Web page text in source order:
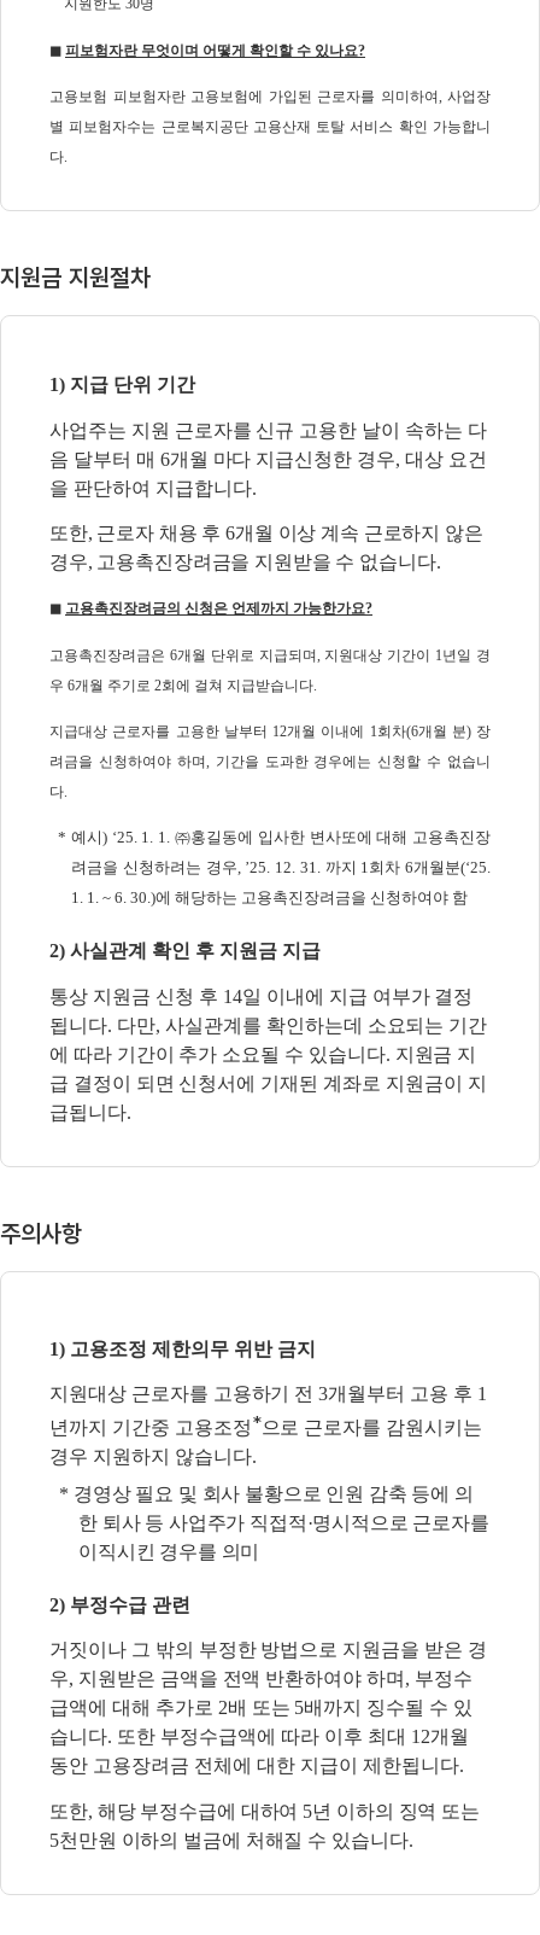
지원한도 30명
◼ 피보험자란 무엇이며 어떻게 확인할 수 있나요?
고용보험 피보험자란 고용보험에 가입된 근로자를 의미하여, 사업장
별 피보험자수는 근로복지공단 고용산재 토탈 서비스 확인 가능합니
다.
지원금 지원절차
1) 지급 단위 기간
사업주는 지원 근로자를 신규 고용한 날이 속하는 다
음 달부터 매 6개월 마다 지급신청한 경우, 대상 요건
을 판단하여 지급합니다.
또한, 근로자 채용 후 6개월 이상 계속 근로하지 않은
경우, 고용촉진장려금을 지원받을 수 없습니다.
◼ 고용촉진장려금의 신청은 언제까지 가능한가요?
고용촉진장려금은 6개월 단위로 지급되며, 지원대상 기간이 1년일 경
우 6개월 주기로 2회에 걸쳐 지급받습니다.
지급대상 근로자를 고용한 날부터 12개월 이내에 1회차(6개월 분) 장
려금을 신청하여야 하며, 기간을 도과한 경우에는 신청할 수 없습니
다.
* 예시) ‘25. 1. 1. ㈜홍길동에 입사한 변사또에 대해 고용촉진장
려금을 신청하려는 경우, ’25. 12. 31. 까지 1회차 6개월분(‘25.
1. 1. ~ 6. 30.)에 해당하는 고용촉진장려금을 신청하여야 함
2) 사실관계 확인 후 지원금 지급
통상 지원금 신청 후 14일 이내에 지급 여부가 결정
됩니다. 다만, 사실관계를 확인하는데
소요되는 기간
에 따라 기간이 추가 소요될 수 있습니다. 지원금 지
급 결정이 되면 신청서에 기재된 계좌로 지원금이 지
급됩니다.
주의사항
1) 고용조정 제한의무 위반 금지
지원대상 근로자를 고용하기 전 3개월부터 고용 후 1
년까지 기간중 고용조정*으로 근로자를 감원시키는
경우 지원하지 않습니다.
* 경영상 필요 및 회사 불황으로 인원 감축 등에 의
한 퇴사 등 사업주가 직접적·명시적으로 근로자를
이직시킨 경우를 의미
2) 부정수급 관련
거짓이나 그 밖의 부정한 방법으로 지원금을 받은 경
우, 지원받은 금액을 전액 반환하여야 하며, 부정수
급액에 대해 추가로 2배 또는 5배까지 징수될 수 있
습니다. 또한 부정수급액에 따라 이후 최대 12개월
동안 고용장려금 전체에 대한 지급이 제한됩니다.
또한, 해당 부정수급에 대하여 5년 이하의 징역 또는
5천만원 이하의 벌금에 처해질 수 있습니다.